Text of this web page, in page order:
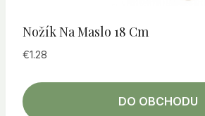
Nožík Na Maslo 18 Cm
€1.28
DO OBCHODU